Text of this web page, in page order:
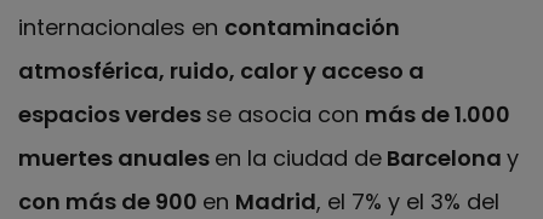
internacionales en contaminación
atmosférica, ruido, calor y acceso a
espacios verdes se asocia con más de 1.000
muertes anuales en la ciudad de Barcelona y
con más de 900 en Madrid, el 7% y el 3% del